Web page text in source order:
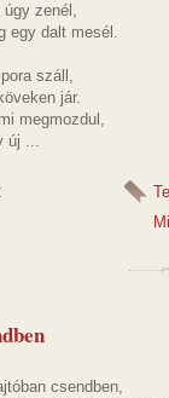
zenél,
egy dalt mesél.
száll,
jár.
megmozdul,
új ...
csendben,